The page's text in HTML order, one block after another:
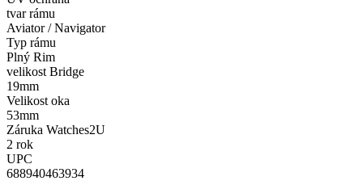
tvar rámu
Aviator / Navigator
Typ rámu
Plný Rim
velikost Bridge
19mm
Velikost oka
53mm
Záruka Watches2U
2 rok
UPC
688940463934